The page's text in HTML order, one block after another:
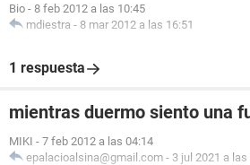
Bio - 8 feb 2012 a las 10:45
mdiestra - 8 mar 2012 a las 16:51
1 respuesta
mientras duermo siento una
MIKI - 7 feb 2012 a las 04:14
epalacioalsina@gmail.com - 3 jul 2021 a las